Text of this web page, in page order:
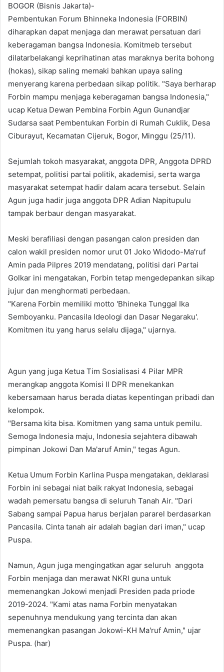
BOGOR (Bisnis Jakarta)-
Pembentukan Forum Bhinneka Indonesia (FORBIN)
diharapkan dapat menjaga dan merawat persatuan dari
keberagaman bangsa Indonesia. Komitmeb tersebut
dilatarbelakangi keprihatinan atas maraknya berita bohong
(hokas), sikap saling memaki bahkan upaya saling
menyerang karena perbedaan sikap politik. "Saya berharap
Forbin mampu menjaga keberagaman bangsa Indonesia,"
ucap Ketua Dewan Pembina Forbin Agun Gunandjar
Sudarsa saat Pembentukan Forbin di Rumah Cuklik, Desa
Ciburayut, Kecamatan Cijeruk, Bogor, Minggu (25/11).
Sejumlah tokoh masyarakat, anggota DPR, Anggota DPRD
setempat, politisi partai politik, akademisi, serta warga
masyarakat setempat hadir dalam acara tersebut. Selain
Agun juga hadir juga anggota DPR Adian Napitupulu
tampak berbaur dengan masyarakat.
Meski berafiliasi dengan pasangan calon presiden dan
calon wakil presiden nomor urut 01 Joko Widodo-Ma'ruf
Amin pada Pilpres 2019 mendatang, politisi dari Partai
Golkar ini mengatakan, Forbin tetap mengedepankan sikap
jujur dan menghormati perbedaan.
"Karena Forbin memiliki motto 'Bhineka Tunggal Ika
Semboyanku. Pancasila Ideologi dan Dasar Negaraku'.
Komitmen itu yang harus selalu dijaga," ujarnya.
Agun yang juga Ketua Tim Sosialisasi 4 Pilar MPR
merangkap anggota Komisi II DPR menekankan
kebersamaan harus berada diatas kepentingan pribadi dan
kelompok.
"Bersama kita bisa. Komitmen yang sama untuk pemilu.
Semoga Indonesia maju, Indonesia sejahtera dibawah
pimpinan Jokowi Dan Ma'aruf Amin," tegas Agun.
Ketua Umum Forbin Karlina Puspa mengatakan, deklarasi
Forbin ini sebagai niat baik rakyat Indonesia, sebagai
wadah pemersatu bangsa di seluruh Tanah Air. "Dari
Sabang sampai Papua harus berjalan pararel berdasarkan
Pancasila. Cinta tanah air adalah bagian dari iman," ucap
Puspa.
Namun, Agun juga mengingatkan agar seluruh anggota
Forbin menjaga dan merawat NKRI guna untuk
memenangkan Jokowi menjadi Presiden pada priode
2019-2024. "Kami atas nama Forbin menyatakan
sepenuhnya mendukung yang tercinta dan akan
memenangkan pasangan Jokowi-KH Ma'ruf Amin," ujar
Puspa. (har)